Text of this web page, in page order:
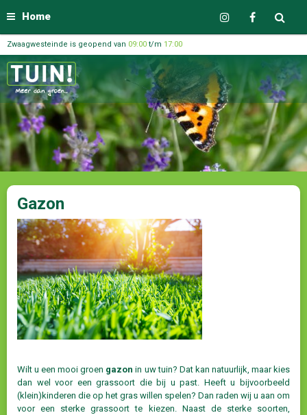
Home
Zwaagwesteinde is geopend van 09:00 t/m 17:00
Gazon
Wilt u een mooi groen gazon in uw tuin? Dat kan natuurlijk, maar kies
dan wel voor een grassoort die bij u past. Heeft u bijvoorbeeld
(klein)kinderen die op het gras willen spelen? Dan raden wij u aan om
voor een sterke grassoort te kiezen. Naast de sterke soorten,